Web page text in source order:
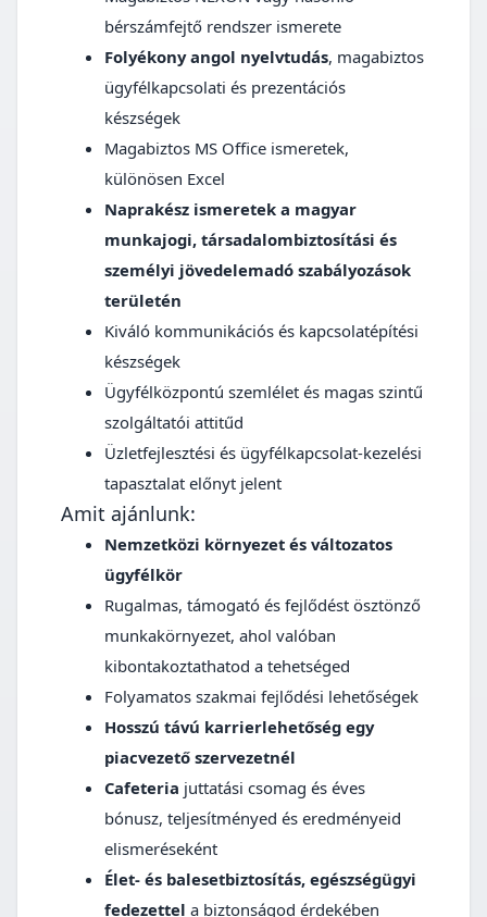
bérszámfejtő rendszer ismerete
Folyékony angol nyelvtudás, magabiztos
ügyfélkapcsolati és prezentációs
készségek
Magabiztos MS Office ismeretek,
különösen Excel
Naprakész ismeretek a magyar
munkajogi, társadalombiztosítási és
személyi jövedelemadó szabályozások
területén
Kiváló kommunikációs és kapcsolatépítési
készségek
Ügyfélközpontú szemlélet és magas szintű
szolgáltatói attitűd
Üzletfejlesztési és ügyfélkapcsolat-kezelési
tapasztalat előnyt jelent
Amit ajánlunk:
Nemzetközi környezet és változatos
ügyfélkör
Rugalmas, támogató és fejlődést ösztönző
munkakörnyezet, ahol valóban
kibontakoztathatod a tehetséged
Folyamatos szakmai fejlődési lehetőségek
Hosszú távú karrierlehetőség egy
piacvezető szervezetnél
Cafeteria juttatási csomag és éves
bónusz, teljesítményed és eredményeid
elismeréseként
Élet- és balesetbiztosítás, egészségügyi
fedezettel a biztonságod érdekében